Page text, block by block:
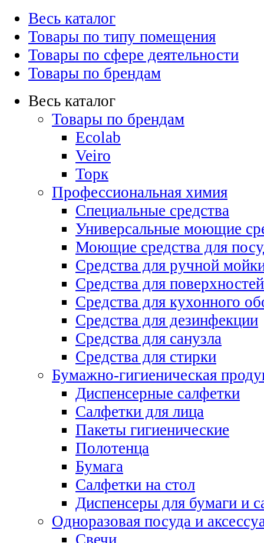
Весь каталог
Товары по типу помещения
Товары по сфере деятельности
Товары по брендам
Весь каталог
Товары по брендам
Ecolab
Veiro
Торк
Профессиональная химия
Специальные средства
Универсальные моющие
Моющие средства для
Средства для ручной
Средства для поверхностей
Средства для кухонного
Средства для дезинфекции
Средства для санузла
Средства для стирки
Бумажно-гигиеническая
Диспенсерные салфетки
Салфетки для лица
Пакеты гигиенические
Полотенца
Бумага
Салфетки на стол
Диспенсеры для бумаги и
Одноразовая посуда и
Свечи